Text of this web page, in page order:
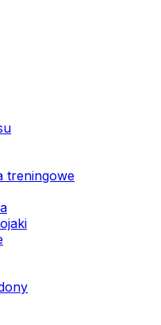
treningowe